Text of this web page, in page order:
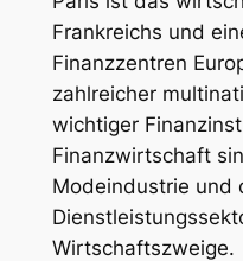
Frankreichs und
Finanzzentren
zahlreicher
wichtiger
Finanzwirtschaft
Modeindustrie und
Wirtschaftszweige.